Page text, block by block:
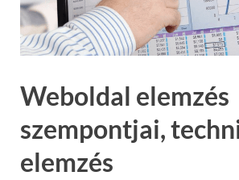
Weboldal elemzés
szempontjai,
elemzés